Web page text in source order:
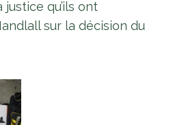
qu’ils ont
sur la décision du